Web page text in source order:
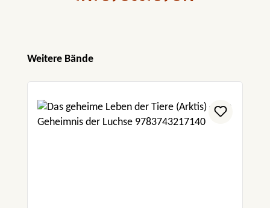
Produktgalerie überspringen
Weitere Bände